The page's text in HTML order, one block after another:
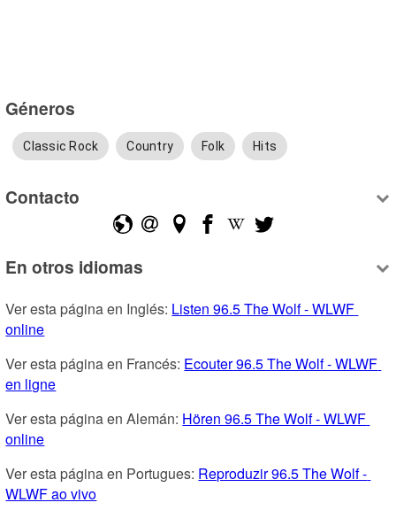
Géneros
Classic Rock Country Folk Hits
Contacto
En otros idiomas
Ver esta página en Inglés: Listen 96.5 The Wolf - WLWF
online
Ver esta página en Francés: Ecouter 96.5 The Wolf - WLWF
en ligne
Ver esta página en Alemán: Hören 96.5 The Wolf - WLWF
online
Ver esta página en Portugues: Reproduzir 96.5 The Wolf -
WLWF ao vivo